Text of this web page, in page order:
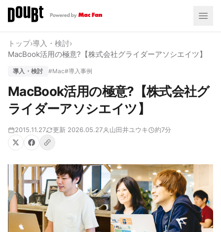
トップ›導入・検討›
MacBook活用の極意?【株式会社グライダーアソシエイツ】
導入・検討 #Mac#導入事例
MacBook活用の極意?【株式会社グ
ライダーアソシエイツ】
2015.11.27 更新 2026.05.27 山田井ユウキ 約7分